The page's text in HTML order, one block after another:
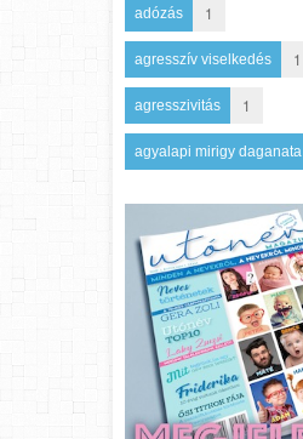
adózás 1
agresszív viselkedés 1
agresszivitás 1
agyalapi mirigy daganata